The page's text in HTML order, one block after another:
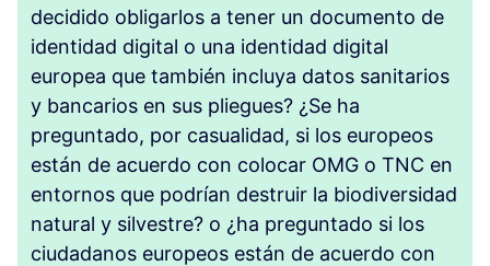
decidido obligarlos a tener un documento de
identidad digital o una identidad digital
europea que también incluya datos sanitarios
y bancarios en sus pliegues? ¿Se ha
preguntado, por casualidad, si los europeos
están de acuerdo con colocar OMG o TNC en
entornos que podrían destruir la biodiversidad
natural y silvestre? o ¿ha preguntado si los
ciudadanos europeos están de acuerdo con